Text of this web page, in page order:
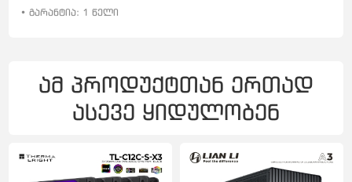
• გარანტია: 1 წელი
ამ პროდუქტთან ერთად
ასევე ყიდულობენ